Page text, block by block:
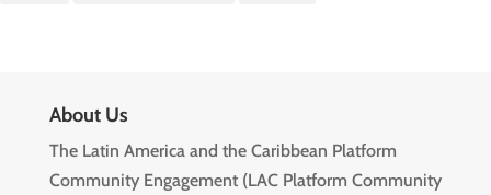
About Us
The Latin America and the Caribbean Platform
Community Engagement (LAC Platform Community